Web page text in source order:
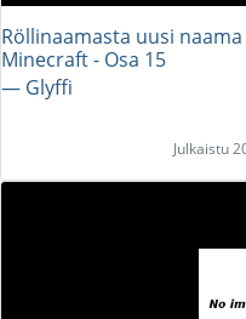
Röllinaamasta uusi
Minecraft - Osa 15
― Glyffi
Julkaistu